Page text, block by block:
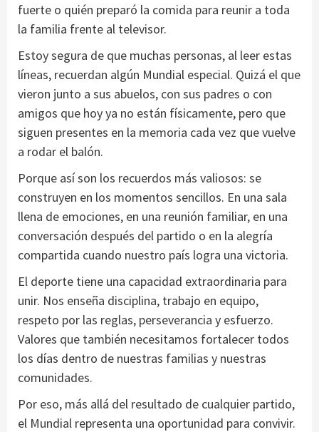
fuerte o quién preparó la comida para reunir a toda
la familia frente al televisor.
Estoy segura de que muchas personas, al leer estas
líneas, recuerdan algún Mundial especial. Quizá el que
vieron junto a sus abuelos, con sus padres o con
amigos que hoy ya no están físicamente, pero que
siguen presentes en la memoria cada vez que vuelve
a rodar el balón.
Porque así son los recuerdos más valiosos: se
construyen en los momentos sencillos. En una sala
llena de emociones, en una reunión familiar, en una
conversación después del partido o en la alegría
compartida cuando nuestro país logra una victoria.
El deporte tiene una capacidad extraordinaria para
unir. Nos enseña disciplina, trabajo en equipo,
respeto por las reglas, perseverancia y esfuerzo.
Valores que también necesitamos fortalecer todos
los días dentro de nuestras familias y nuestras
comunidades.
Por eso, más allá del resultado de cualquier partido,
el Mundial representa una oportunidad para convivir.